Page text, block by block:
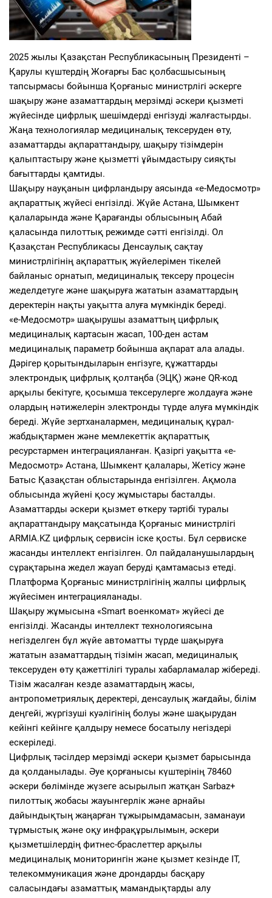
2025 жылы Қазақстан Республикасының Президенті –
Қарулы күштердің Жоғарғы Бас қолбасшысының
тапсырмасы бойынша Қорғаныс министрлігі әскерге
шақыру және азаматтардың мерзімді әскери қызметі
жүйесінде цифрлық шешімдерді енгізуді жалғастырды.
Жаңа технологиялар медициналық тексеруден өту,
азаматтарды ақпараттандыру, шақыру тізімдерін
қалыптастыру және қызметті ұйымдастыру сияқты
бағыттарды қамтиды.
Шақыру науқанын цифрландыру аясында «e-Медосмотр»
ақпараттық жүйесі енгізілді. Жүйе Астана, Шымкент
қалаларында және Қарағанды облысының Абай
қаласында пилоттық режимде сәтті енгізілді. Ол
Қазақстан Республикасы Денсаулық сақтау
министрлігінің ақпараттық жүйелерімен тікелей
байланыс орнатып, медициналық тексеру процесін
жеделдетуге және шақыруға жататын азаматтардың
деректерін нақты уақытта алуға мүмкіндік береді.
«e-Медосмотр» шақырушы азаматтың цифрлық
медициналық картасын жасап, 100-ден астам
медициналық параметр бойынша ақпарат ала алады.
Дәрігер қорытындыларын енгізуге, құжаттарды
электрондық цифрлық қолтаңба (ЭЦҚ) және QR-код
арқылы бекітуге, қосымша тексерулерге жолдауға және
олардың нәтижелерін электронды түрде алуға мүмкіндік
береді. Жүйе зертханалармен, медициналық құрал-
жабдықтармен және мемлекеттік ақпараттық
ресурстармен интеграцияланған. Қазіргі уақытта «e-
Медосмотр» Астана, Шымкент қалалары, Жетісу және
Батыс Қазақстан облыстарында енгізілген. Ақмола
облысында жүйені қосу жұмыстары басталды.
Азаматтарды әскери қызмет өткеру тәртібі туралы
ақпараттандыру мақсатында Қорғаныс министрлігі
ARMIA.KZ цифрлық сервисін іске қосты. Бұл сервиске
жасанды интеллект енгізілген. Ол пайдаланушылардың
сұрақтарына жедел жауап беруді қамтамасыз етеді.
Платформа Қорғаныс министрлігінің жалпы цифрлық
жүйесімен интеграцияланады.
Шақыру жұмысына «Smart военкомат» жүйесі де
енгізілді. Жасанды интеллект технологиясына
негізделген бұл жүйе автоматты түрде шақыруға
жататын азаматтардың тізімін жасап, медициналық
тексеруден өту қажеттілігі туралы хабарламалар жібереді.
Тізім жасалған кезде азаматтардың жасы,
антропометриялық деректері, денсаулық жағдайы, білім
деңгейі, жүргізуші куәлігінің болуы және шақырудан
кейінгі кейінге қалдыру немесе босатылу негіздері
ескеріледі.
Цифрлық тәсілдер мерзімді әскери қызмет барысында
да қолданылады. Әуе қорғанысы күштерінің 78460
әскери бөлімінде жүзеге асырылып жатқан Sarbaz+
пилоттық жобасы жауынгерлік және арнайы
дайындықтың жаңарған тұжырымдамасын, заманауи
тұрмыстық және оқу инфрақұрылымын, әскери
қызметшілердің фитнес-браслеттер арқылы
медициналық мониторингін және қызмет кезінде IT,
телекоммуникация және дрондарды басқару
саласындағы азаматтық мамандықтарды алу